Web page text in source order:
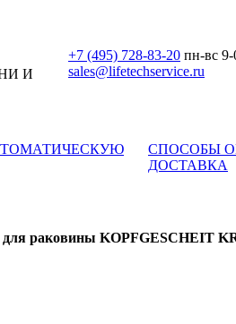
И
+7 (495) 728-83-20 пн-вс
sales@lifetechservice.ru
СПОСОБЫ
ДОСТАВКА
для раковины KOPFGESCHEIT